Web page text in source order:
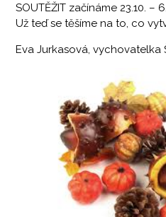
SOUTĚŽIT začínáme 23.10. –
Už teď se těšíme na to, co
Eva Jurkasová, vychovatelka